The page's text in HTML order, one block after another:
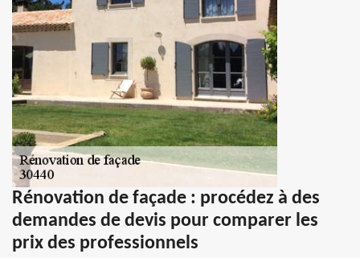
Rénovation de façade : procédez à des
demandes de devis pour comparer les
prix des professionnels